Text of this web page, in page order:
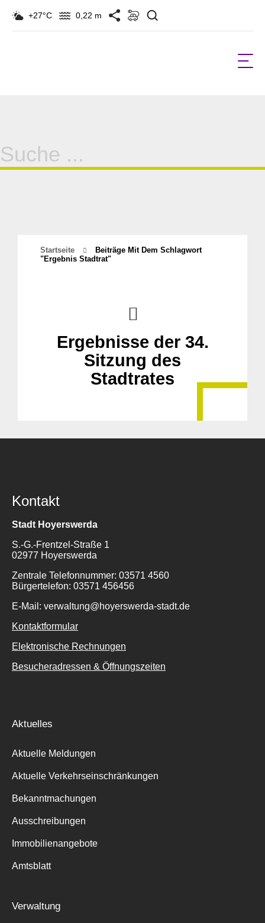
+27°C 0,22 m
Suche
für:
Startseite
Beiträge Mit Dem Schlagwort
"ergebnis Stadtrat"
Ergebnisse der 34.
Sitzung des
Stadtrates
Kontakt
Stadt Hoyerswerda
S.-G.-Frentzel-Straße 1
02977 Hoyerswerda
Zentrale Telefonnummer: 03571 4560
Bürgertelefon: 03571 456456
E-Mail: verwaltung@hoyerswerda-stadt.de
Kontaktformular
Elektronische Rechnungen
Besucheradressen & Öffnungszeiten
Aktuelles
Aktuelle Meldungen
Aktuelle Verkehrseinschränkungen
Bekanntmachungen
Ausschreibungen
Immobilienangebote
Amtsblatt
Verwaltung